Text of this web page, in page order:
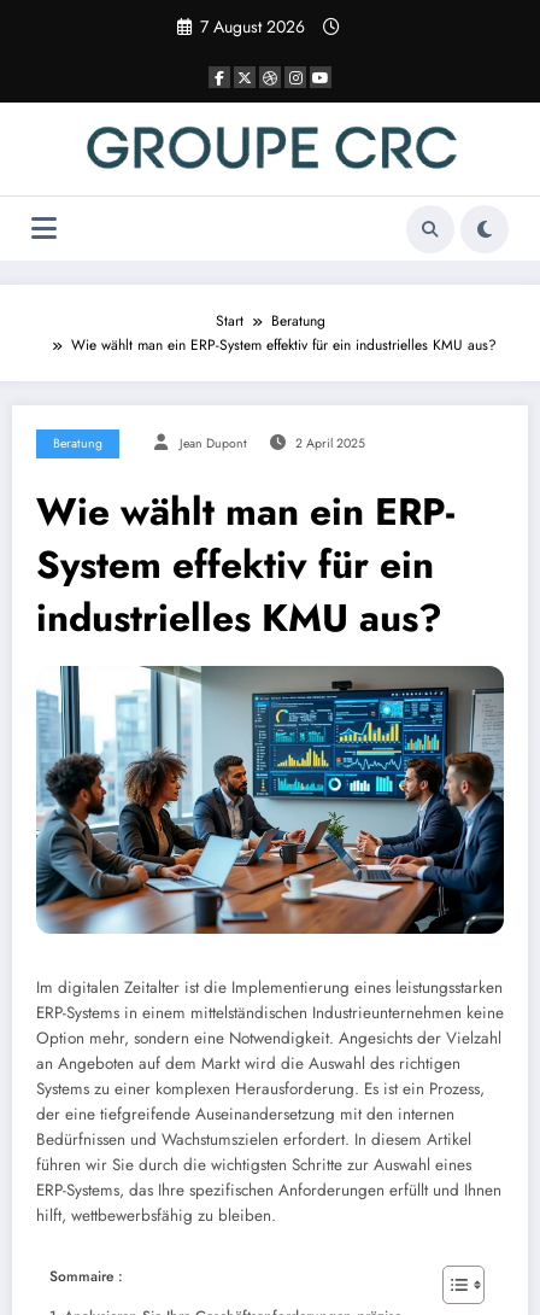
7 August 2026
Start
Beratung
Wie wählt man ein ERP-System effektiv für ein industrielles KMU aus?
Beratung Jean Dupont 2 April 2025
Wie wählt man ein ERP-
System effektiv für ein
industrielles KMU aus?
Im digitalen Zeitalter ist die Implementierung eines leistungsstarken
ERP-Systems in einem mittelständischen Industrieunternehmen keine
Option mehr, sondern eine Notwendigkeit. Angesichts der Vielzahl
an Angeboten auf dem Markt wird die Auswahl des richtigen
Systems zu einer komplexen Herausforderung. Es ist ein Prozess,
der eine tiefgreifende Auseinandersetzung mit den internen
Bedürfnissen und Wachstumszielen erfordert. In diesem Artikel
führen wir Sie durch die wichtigsten Schritte zur Auswahl eines
ERP-Systems, das Ihre spezifischen Anforderungen erfüllt und Ihnen
hilft, wettbewerbsfähig zu bleiben.
Sommaire :